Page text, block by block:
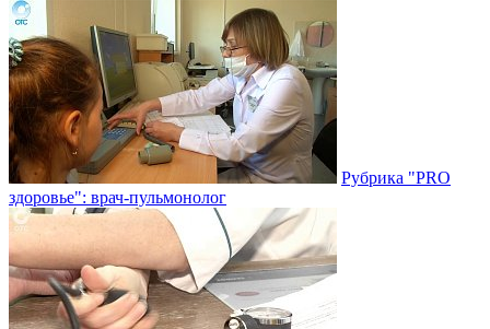
Рубрика "PRO
здоровье": врач-пульмонолог